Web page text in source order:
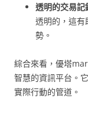
透明的交易記
透明的，這有
勢。
綜合來看，優塔
智慧的資訊平台。
實際行動的管道。